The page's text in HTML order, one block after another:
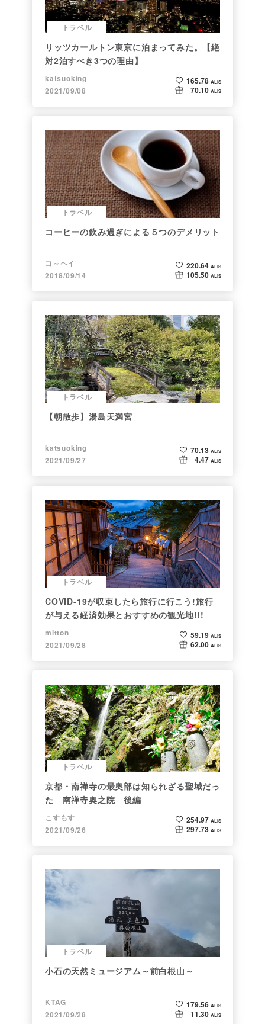
トラベル
リッツカールトン東京に泊まってみた。【絶
対2泊すべき3つの理由】
katsuoking
2021/09/08
165.78 ALIS
70.10 ALIS
トラベル
コーヒーの飲み過ぎによる５つのデメリット
コ～ヘイ
2018/09/14
220.64 ALIS
105.50 ALIS
トラベル
【朝散歩】湯島天満宮
katsuoking
2021/09/27
70.13 ALIS
4.47 ALIS
トラベル
COVID-19が収束したら旅行に行こう!旅行
が与える経済効果とおすすめの観光地!!!
mitton
2021/09/28
59.19 ALIS
62.00 ALIS
トラベル
京都・南禅寺の最奥部は知られざる聖域だっ
た 南禅寺奥之院 後編
こすもす
2021/09/26
254.97 ALIS
297.73 ALIS
トラベル
小石の天然ミュージアム～前白根山～
KTAG
2021/09/28
179.56 ALIS
11.30 ALIS